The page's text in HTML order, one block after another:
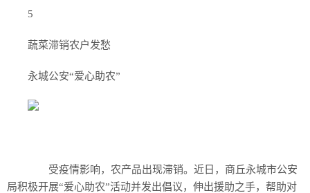
5
蔬菜滞销农户发愁
永城公安“爱心助农”
受疫情影响，农产品出现滞销。近日，商丘永城市公安
局积极开展“爱心助农”活动并发出倡议，伸出援助之手，帮助对